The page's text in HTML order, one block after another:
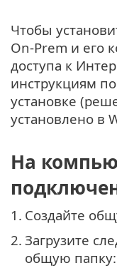
Чтобы
On-Prem и его
доступа к
инструкциям
установке
установлено в
На
1. Создайте
2. Загрузите
общую папку: